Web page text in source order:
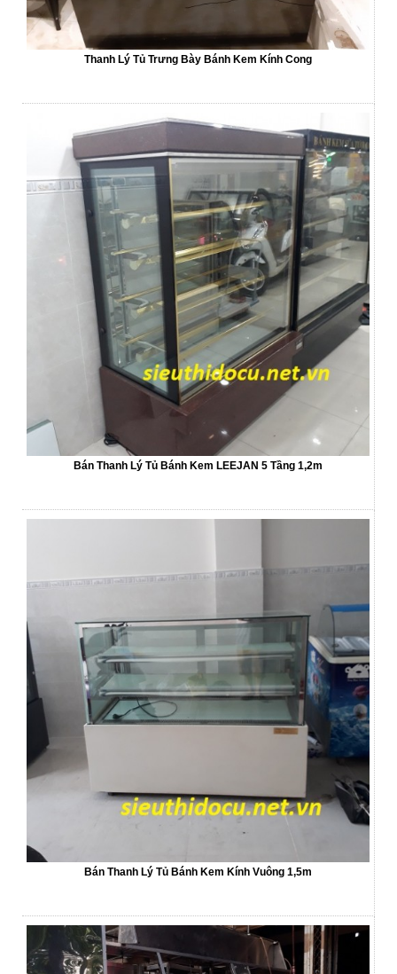
Thanh Lý Tủ Trưng Bày Bánh Kem Kính Cong
Bán Thanh Lý Tủ Bánh Kem LEEJAN 5 Tầng 1,2m
Bán Thanh Lý Tủ Bánh Kem Kính Vuông 1,5m